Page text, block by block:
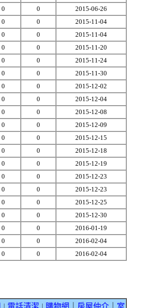
0 0 2015-06-26
0 0 2015-11-04
0 0 2015-11-04
0 0 2015-11-20
0 0 2015-11-24
0 0 2015-11-30
0 0 2015-12-02
0 0 2015-12-04
0 0 2015-12-08
0 0 2015-12-09
0 0 2015-12-15
0 0 2015-12-18
0 0 2015-12-19
0 0 2015-12-23
0 0 2015-12-23
0 0 2015-12-25
0 0 2015-12-30
0 0 2016-01-19
0 0 2016-02-04
0 0 2016-02-04
電話清潔 購物網 房屋仲介｜ 室